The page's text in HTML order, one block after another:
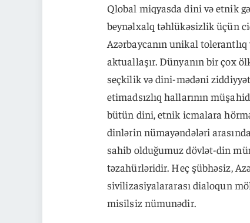
Qlobal miqyasda dini və etnik
beynəlxalq təhlükəsizlik üçün
Azərbaycanın unikal
aktuallaşır. Dünyanın bir çox
seçkilik və dini-mədəni
etimadsızlıq hallarının
bütün dini, etnik icmalara
dinlərin nümayəndələri
sahib olduğumuz dövlət-din
təzahürləridir. Heç şübhəsiz,
sivilizasiyalararası dialoqun
misilsiz nümunədir.